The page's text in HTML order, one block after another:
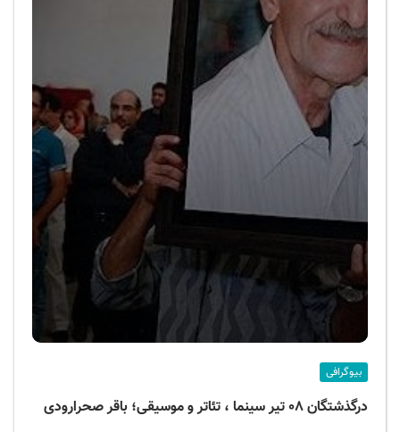
بیوگرافی
درگذشتگان ۰۸ تیر سینما ، تئاتر و موسیقی؛ باقر صحرارودی